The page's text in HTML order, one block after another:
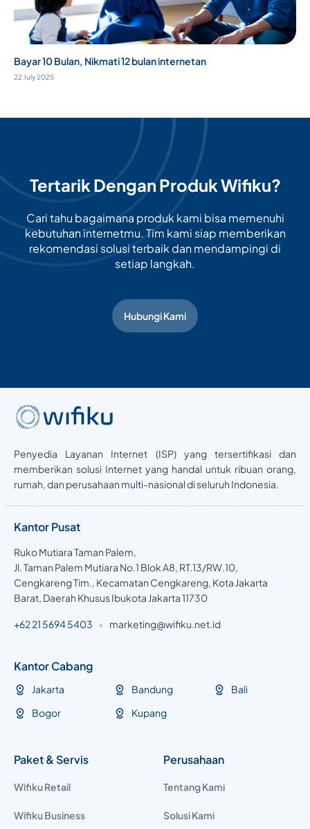
Bayar 10 Bulan, Nikmati 12 bulan internetan
22 July 2025
Tertarik Dengan Produk Wifiku?
Cari tahu bagaimana produk kami bisa memenuhi
kebutuhan internetmu. Tim kami siap memberikan
rekomendasi solusi terbaik dan mendampingi di
setiap langkah.
Hubungi Kami
Penyedia Layanan Internet (ISP) yang tersertifikasi dan
memberikan solusi Internet yang handal untuk ribuan orang,
rumah, dan perusahaan multi-nasional di seluruh Indonesia.
Kantor Pusat
Ruko Mutiara Taman Palem,
Jl. Taman Palem Mutiara No.1 Blok A8, RT.13/RW.10,
Cengkareng Tim., Kecamatan Cengkareng, Kota Jakarta
Barat, Daerah Khusus Ibukota Jakarta 11730
+62 21 5694 5403 • marketing@wifiku.net.id
Kantor Cabang
Jakarta
Bogor
Bandung
Kupang
Bali
Paket & Servis
Wifiku Retail
Wifiku Business
Perusahaan
Tentang Kami
Solusi Kami